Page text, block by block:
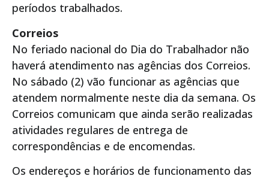
períodos trabalhados.
Correios
No feriado nacional do Dia do Trabalhador não
haverá atendimento nas agências dos Correios.
No sábado (2) vão funcionar as agências que
atendem normalmente neste dia da semana. Os
Correios comunicam que ainda serão realizadas
atividades regulares de entrega de
correspondências e de encomendas.
Os endereços e horários de funcionamento das